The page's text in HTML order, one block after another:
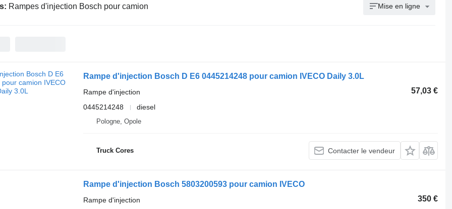
Rampes d'injection Bosch pour camion Mise en ligne
Rampe d'injection Bosch D E6 0445214248 pour camion IVECO Daily 3.0L
57,03 €
Rampe d'injection
0445214248
diesel
Pologne, Opole
Truck Cores Contacter le vendeur
Rampe d'injection Bosch 5803200593 pour camion IVECO
350 €
Rampe d'injection